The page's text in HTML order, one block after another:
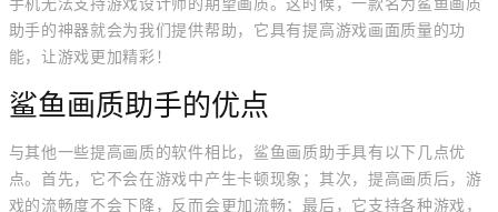
助手的神器就会为我们提供帮助，它具有提高游戏画面质量的功
能，让游戏更加精彩！
鲨鱼画质助手的优点
与其他一些提高画质的软件相比，鲨鱼画质助手具有以下几点优
点。首先，它不会在游戏中产生卡顿现象；其次，提高画质后，游
戏的流畅度不会下降，反而会更加流畅；最后，它支持各种游戏，